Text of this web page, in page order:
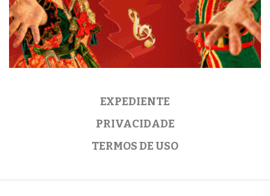
EXPEDIENTE
PRIVACIDADE
TERMOS DE USO